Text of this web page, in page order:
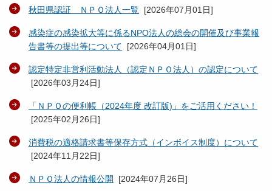
秋田県認証 ＮＰＯ法人一覧 [2026年07月01日]
感染症の感染拡大等に係るNPO法人の総会の開催及び事業報
告書等の提出等について [2026年04月01日]
認定特定非営利活動法人（認定ＮＰＯ法人）の認定について
[2026年03月24日]
「ＮＰＯの便利帳（2024年度 改訂版)」をご活用ください！
[2025年02月26日]
消費税の適格請求書等保存方式（インボイス制度）について
[2024年11月22日]
ＮＰＯ法人の情報公開 [2024年07月26日]